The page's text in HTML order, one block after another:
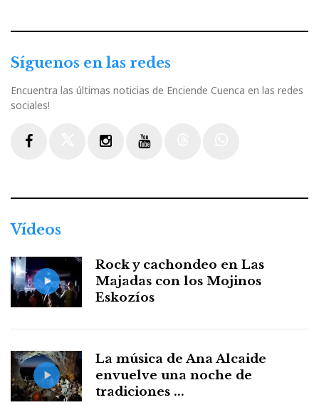
Síguenos en las redes
Encuentra las últimas noticias de Enciende Cuenca en las redes
sociales!
Vídeos
Rock y cachondeo en Las
Majadas con los Mojinos
Eskozíos
La música de Ana Alcaide
envuelve una noche de
tradiciones ...